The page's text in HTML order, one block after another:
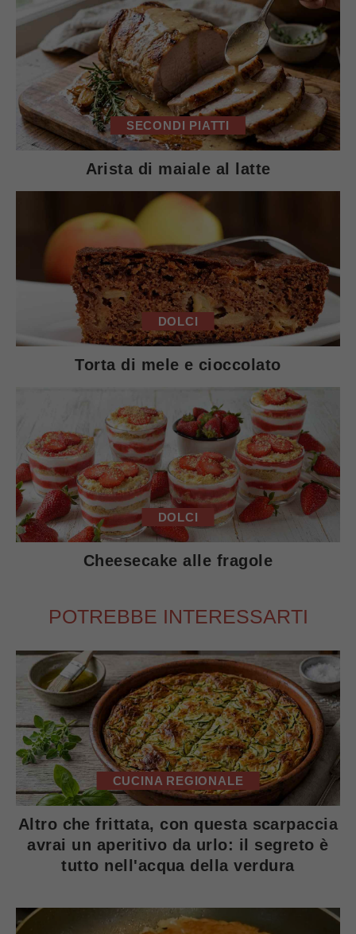
SECONDI PIATTI
Arista di maiale al latte
DOLCI
Torta di mele e cioccolato
DOLCI
Cheesecake alle fragole
POTREBBE INTERESSARTI
CUCINA REGIONALE
Altro che frittata, con questa scarpaccia
avrai un aperitivo da urlo: il segreto è
tutto nell'acqua della verdura